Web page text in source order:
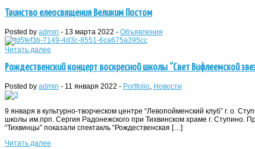
Таинство елеосвящения Великим Постом
Posted by admin - 13 марта 2022 - Объявления
Читать далее
Рождественский концерт воскресной школы “Свет Вифлеемской
Posted by admin - 11 января 2022 - Portfolio Новости
9 января в культурно-творческом центре “Левопойменский клуб” г. о.
школы им.прп. Сергия Радонежского при Тихвинском храме г. Ступино.
“Тихвинцы” показали спектакль “Рождественская […]
Читать далее